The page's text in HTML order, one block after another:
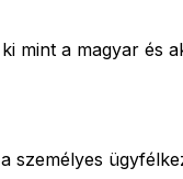
mint a magyar és
személyes